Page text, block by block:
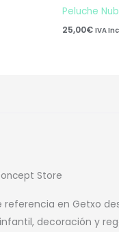
Peluche
25,00€ IVA
Store
en Getxo
decoración y